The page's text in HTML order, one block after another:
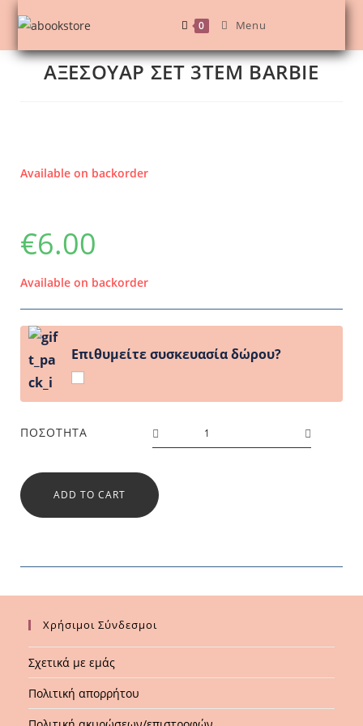
0 Menu
ΑΞΕΣΟΥΑΡ ΣΕΤ 3TEM BARBIE
Available on backorder
€6.00
Available on backorder
Επιθυμείτε συσκευασία δώρου?
ΠΟΣΌΤΗΤΑ
ADD TO CART
Χρήσιμοι Σύνδεσμοι
Σχετικά με εμάς
Πολιτική απορρήτου